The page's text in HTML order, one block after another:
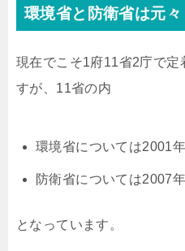
環境省と防衛省は元々
現在でこそ1府11省2庁で
すが、11省の内
環境省については2001
防衛省については2007
となっています。